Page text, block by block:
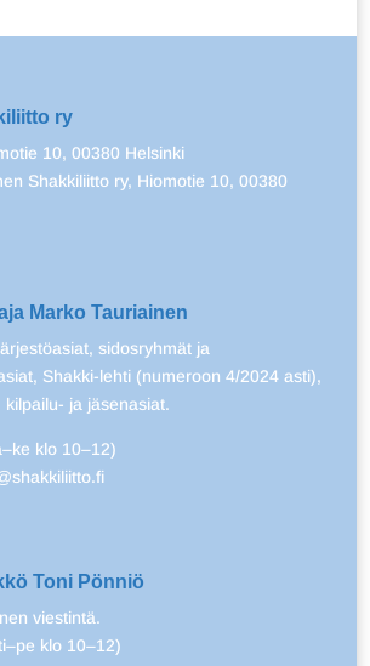
ry
10, 00380 Helsinki
Shakkiliitto ry, Hiomotie 10, 00380
Marko Tauriainen
sidosryhmät ja
Shakki-lehti (numeroon 4/2024 asti),
ja jäsenasiat.
klo 10–12)
Toni Pönniö
viestintä.
klo 10–12)